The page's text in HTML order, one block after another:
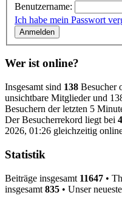
Benutzername:
Ich habe mein Passwort
Wer ist online?
Insgesamt sind 138 Besucher
unsichtbare Mitglieder und
Besuchern der letzten 5
Der Besucherrekord liegt bei
2026, 01:26 gleichzeitig
Statistik
Beiträge insgesamt 11647 •
insgesamt 835 • Unser